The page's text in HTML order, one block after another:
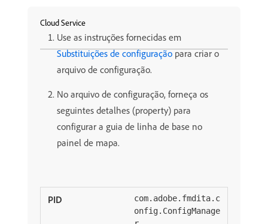
Cloud Service
Use as instruções fornecidas em
Substituições de configuraçãopara criar o
arquivo de configuração.
No arquivo de configuração, forneça os
seguintes detalhes (property) para
configurar a guia de linha de base no
painel de mapa.
com.adobe.fmdita.c
onfig.ConfigManage